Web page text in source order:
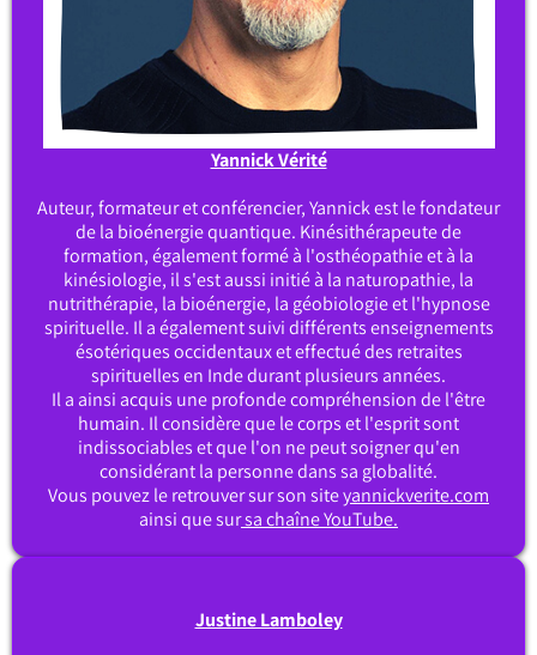
Yannick Vérité
Auteur, formateur et conférencier, Yannick est le fondateur
de la bioénergie quantique. Kinésithérapeute de
formation, également formé à l'osthéopathie et à la
kinésiologie, il s'est aussi initié à la naturopathie, la
nutrithérapie, la bioénergie, la géobiologie et l'hypnose
spirituelle. Il a également suivi différents enseignements
ésotériques occidentaux et effectué des retraites
spirituelles en Inde durant plusieurs années.
Il a ainsi acquis une profonde compréhension de l'être
humain. Il considère que le corps et l'esprit sont
indissociables et que l'on ne peut soigner qu'en
considérant la personne dans sa globalité.
Vous pouvez le retrouver sur son siteyannickverite.com
ainsi que sursa chaîne YouTube.
Justine Lamboley